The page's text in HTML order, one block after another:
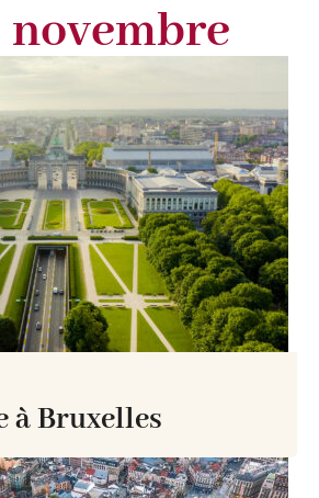
novembre
à Bruxelles